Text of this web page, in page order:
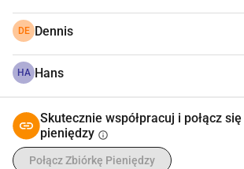
DE Dennis
HA Hans
Skutecznie współpracuj i połącz
pieniędzy info
Połącz Zbiórkę Pieniędzy